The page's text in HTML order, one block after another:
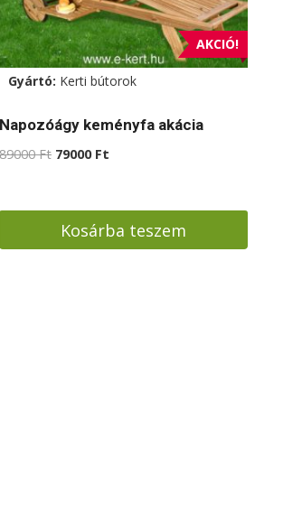
AKCIÓ!
Gyártó: Kerti bútorok
Napozóágy keményfa akácia
89000Ft Original
89000 Ft.
79000 Ft
79000 Ft.
Kosárba teszem